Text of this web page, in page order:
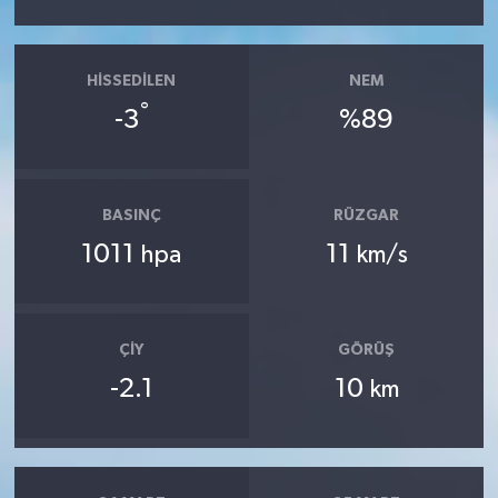
HISSEDILEN
-3°
NEM
%89
BASINÇ
1011 hpa
RÜZGAR
11 km/s
ÇIY
-2.1
GÖRÜŞ
10 km